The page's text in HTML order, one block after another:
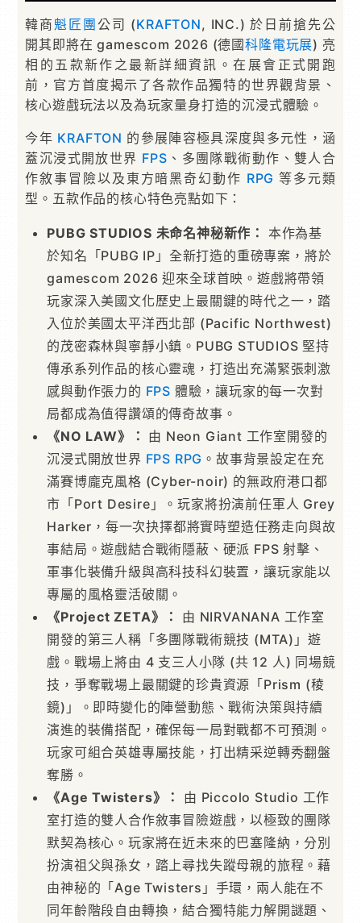
韓商 魁匠團 公司 (KRAFTON, INC.) 於日前搶先公
開其即將在 gamescom 2026 (德國科隆電玩展) 亮
相的五款新作之最新詳細資訊。在展會正式開跑
前，官方首度揭示了各款作品獨特的世界觀背景、
核心遊戲玩法以及為玩家量身打造的沉浸式體驗。
今年 KRAFTON 的參展陣容極具深度與多元性，涵
蓋沉浸式開放世界 FPS 、多團隊戰術動作、雙人合
作敘事冒險以及東方暗黑奇幻動作 RPG 等多元類
型。五款作品的核心特色亮點如下：
PUBG STUDIOS 未命名神秘新作： 本作為基
於知名「PUBG IP」全新打造的重磅專案，將於
gamescom 2026 迎來全球首映。遊戲將帶領
玩家深入美國文化歷史上最關鍵的時代之一，踏
入位於美國太平洋西北部 (Pacific Northwest)
的茂密森林與寧靜小鎮。PUBG STUDIOS 堅持
傳承系列作品的核心靈魂，打造出充滿緊張刺激
感與動作張力的 FPS 體驗，讓玩家的每一次對
局都成為值得讚頌的傳奇故事。
《NO LAW》： 由 Neon Giant 工作室開發的
沉浸式開放世界 FPS RPG 。故事背景設定在充
滿賽博龐克風格 (Cyber-noir) 的無政府港口都
市「Port Desire」。玩家將扮演前任軍人 Grey
Harker，每一次抉擇都將實時塑造任務走向與故
事結局。遊戲結合戰術隱蔽、硬派 FPS 射擊、
軍事化裝備升級與高科技科幻裝置，讓玩家能以
專屬的風格靈活破關。
《Project ZETA》：
由 NIRVANANA 工作室
開發的第三人稱「多團隊戰術競技 (MTA)」遊
戲。戰場上將由 4 支三人小隊 (共 12 人) 同場競
技，爭奪戰場上最關鍵的珍貴資源「Prism (稜
鏡)」。即時變化的陣營動態、戰術決策與持續
演進的裝備搭配，確保每一局對戰都不可預測。
玩家可組合英雄專屬技能，打出精采逆轉秀翻盤
奪勝。
《Age Twisters》：
由 Piccolo Studio 工作
室打造的雙人合作敘事冒險遊戲，以極致的團隊
默契為核心。玩家將在近未來的巴塞隆納，分別
扮演祖父與孫女，踏上尋找失蹤母親的旅程。藉
由神秘的「Age Twisters」手環，兩人能在不
同年齡階段自由轉換，結合獨特能力解開謎題、